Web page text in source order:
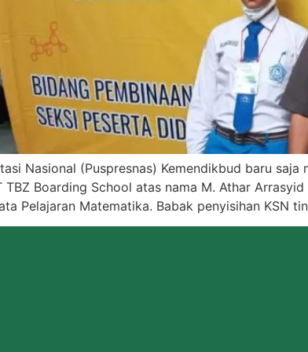
Nasional (Puspresnas) Kemendikbud baru
TBZ Boarding School atas nama M. Athar
Pelajaran Matematika. Babak penyisihan KSN